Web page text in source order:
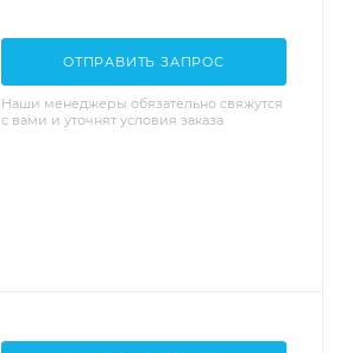
ОТПРАВИТЬ ЗАПРОС
Наши менеджеры обязательно свяжутся
с вами и уточнят условия заказа